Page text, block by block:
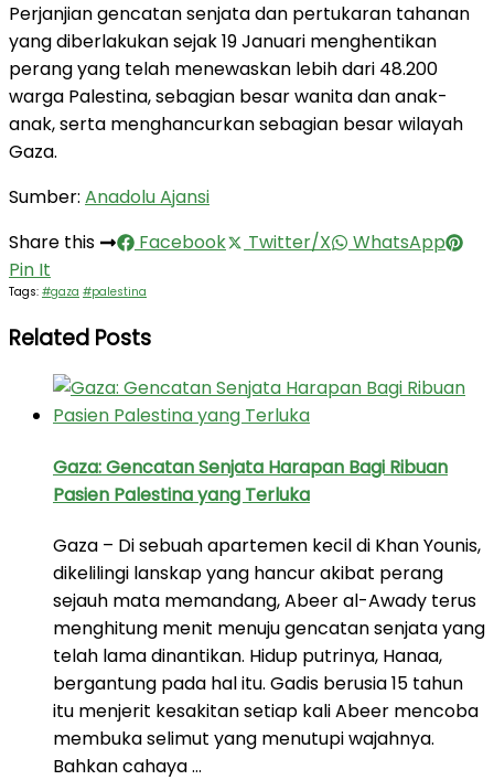
Perjanjian gencatan senjata dan pertukaran tahanan
yang diberlakukan sejak 19 Januari menghentikan
perang yang telah menewaskan lebih dari 48.200
warga Palestina, sebagian besar wanita dan anak-
anak, serta menghancurkan sebagian besar wilayah
Gaza.
Sumber: Anadolu Ajansi
Share this
Facebook Twitter/X
WhatsApp
Pin It
Tags: #gaza #palestina
Related Posts
Gaza: Gencatan Senjata Harapan Bagi Ribuan
Pasien Palestina yang Terluka
Gaza – Di sebuah apartemen kecil di Khan Younis,
dikelilingi lanskap yang hancur akibat perang
sejauh mata memandang, Abeer al-Awady terus
menghitung menit menuju gencatan senjata yang
telah lama dinantikan. Hidup putrinya, Hanaa,
bergantung pada hal itu. Gadis berusia 15 tahun
itu menjerit kesakitan setiap kali Abeer mencoba
membuka selimut yang menutupi wajahnya.
Bahkan cahaya …